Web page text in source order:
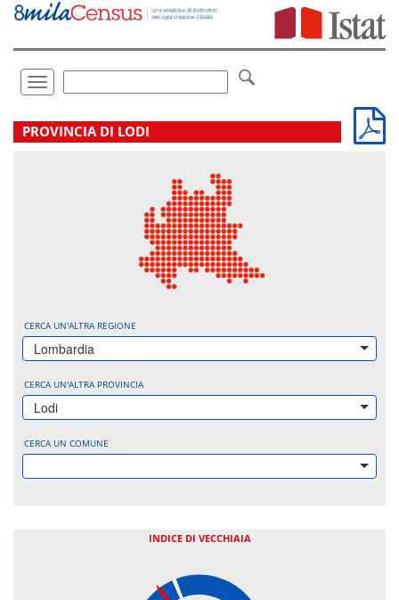
Vai
direttamente
Toggle
navigation
.
PROVINCIA DI LODI
CERCA UN'ALTRA REGIONE
Lombardia
CERCA UN'ALTRA PROVINCIA
Lodi
CERCA UN COMUNE
INDICE DI VECCHIAIA